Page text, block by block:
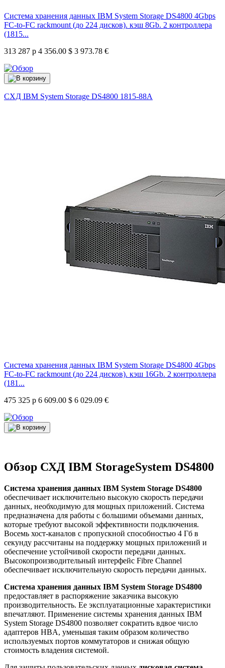
Система хранения данных IBM System Storage DS4800 4Gbps
FC-to-FC rackmount (до 224 дисков). кэш 8Gb. 2 контроллера
(1815...
313 287 р 4 356.00 $ 3 973.78 €
СХД IBM System Storage DS4800 1815-88A
Система хранения данных IBM System Storage DS4800 4Gbps
FC-to-FC rackmount (до 224 дисков). кэш 16Gb. 2 контроллера
(181...
475 325 р 6 609.00 $ 6 029.09 €
Обзор СХД IBM StorageSystem DS4800
Система хранения данных IBM System Storage DS4800
обеспечивает исключительно высокую скорость передачи
данных, необходимую для мощных приложений. Система
предназначена для работы с большими объемами данных,
которые требуют высокой эффективности подключения.
Восемь хост-каналов с пропускной способностью 4 Гб в
секунду рассчитаны на поддержку мощных приложений и
обеспечение устойчивой скорости передачи данных.
Высокопроизводительный интерфейс Fibre Channel
обеспечивает исключительную скорость передачи данных.
Система хранения данных IBM System Storage DS4800
предоставляет в распоряжение заказчика высокую
производительность. Ее эксплуатационные характеристики
впечатляют. Применение системы хранения данных IBM
System Storage DS4800 позволяет сократить вдвое число
адаптеров HBA, уменьшая таким образом количество
используемых портов коммутаторов и снижая общую
стоимость владения системой.